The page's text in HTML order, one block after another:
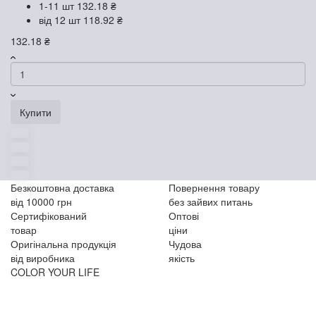
1-11 шт 132.18 ₴
від 12 шт 118.92 ₴
132.18 ₴
Купити
Безкоштовна доставка
від 10000 грн
Повернення товару
без зайвих питань
Сертифікований
товар
Оптові
ціни
Оригінальна продукція
від виробника
Чудова
якість
COLOR YOUR LIFE